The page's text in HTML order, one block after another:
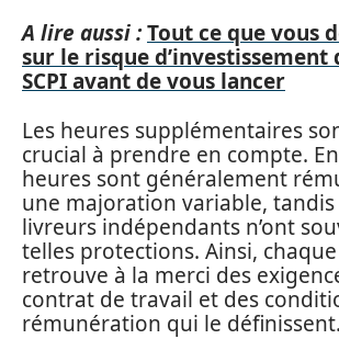
A lire aussi :Tout ce que vous
sur le risque d’investissement
SCPI avant de vous lancer
Les heures supplémentaires
crucial à prendre en compte.
heures sont généralement
une majoration variable, tandis
livreurs indépendants n’ont
telles protections. Ainsi,
retrouve à la merci des
contrat de travail et des
rémunération qui le définissent.